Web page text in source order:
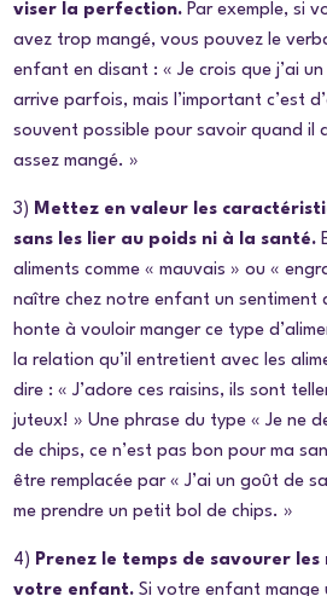
viser la perfection. Par exemple, si
avez trop mangé, vous pouvez le
enfant en disant : « Je crois que j’ai
arrive parfois, mais l’important c’est
souvent possible pour savoir quand il
assez mangé. »
3) Mettez en valeur les
sans les lier au poids ni à la santé.
aliments comme « mauvais » ou «
naître chez notre enfant un sentiment
honte à vouloir manger ce type
la relation qu’il entretient avec les
dire : « J’adore ces raisins, ils sont
juteux! » Une phrase du type « Je ne
de chips, ce n’est pas bon pour ma
être remplacée par « J’ai un goût de
me prendre un petit bol de chips. »
4) Prenez le temps de savourer les
votre enfant. Si votre enfant mange